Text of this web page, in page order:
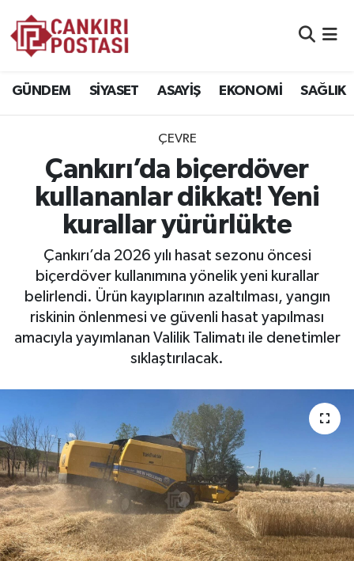
GÜNDEM SİYASET ASAYİŞ EKONOMİ SAĞLIK
ÇEVRE
Çankırı’da biçerdöver
kullananlar dikkat! Yeni
kurallar yürürlükte
Çankırı’da 2026 yılı hasat sezonu öncesi
biçerdöver kullanımına yönelik yeni kurallar
belirlendi. Ürün kayıplarının azaltılması, yangın
riskinin önlenmesi ve güvenli hasat yapılması
amacıyla yayımlanan Valilik Talimatı ile denetimler
sıklaştırılacak.
EKONOMİ
SAĞLIK
SPOR
EĞİTİM
YAŞAM
İLÇELER
RESMİ İLANLAR
KÜLTÜR
TURİZM
Trafik Durumu
Süper Lig Puan Durumu ve Fikstür
Tüm Manşetler
Son Dakika Haberleri
Haber Arşivi